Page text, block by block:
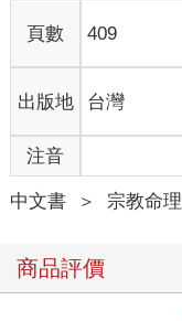
緣」，而第八識是五
依」。若從第八識於
依」，否則第八識即
依」，如是「所依」
此依，總依所觀立場
現識位，說有「因緣
此三名及義，皆屬於
「一、因緣依，謂自
生故。」由七轉識必有
緣依、增上緣依、等
第一種所依名為「因
頁數 409
出版地 台灣
注音
中文書 ＞ 宗教命理
商品評價